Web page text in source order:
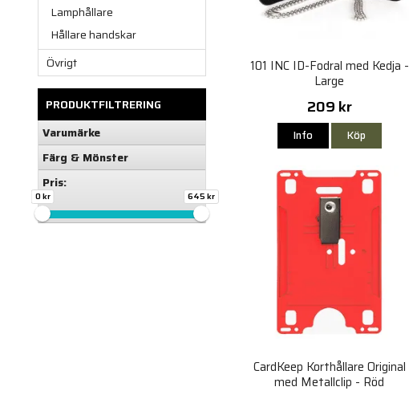
Lamphållare
Hållare handskar
Övrigt
PRODUKTFILTRERING
Varumärke
Färg & Mönster
Pris:
0 kr 645 kr
101 INC ID-Fodral med Kedja -
Large
209 kr
Info Köp
CardKeep Korthållare Original
med Metallclip - Röd